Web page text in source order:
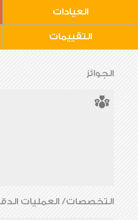
العيادات
التقييمات
الجوائز
التخصصات/ العمليات